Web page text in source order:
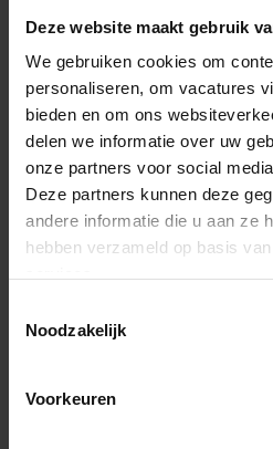
Deze website maakt gebruik
We gebruiken cookies om
personaliseren, om vacatures
bieden en om ons
delen we informatie over uw
onze partners voor social
Deze partners kunnen deze
andere informatie die u aan ze
hebben verzameld op basis
Noodzakelijk
Voorkeuren
recruiter Maxime Lasomer op.
techniek in Limburg| WTB
Vergelijkbare vacatures
Fitter
Bilfinger
Elsloo